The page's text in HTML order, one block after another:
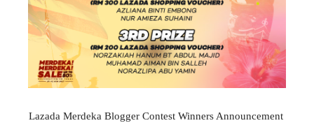
Lazada Merdeka Blogger Contest Winners Announcement